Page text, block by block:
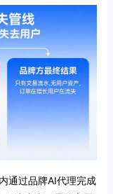
通过品牌AI代理完成